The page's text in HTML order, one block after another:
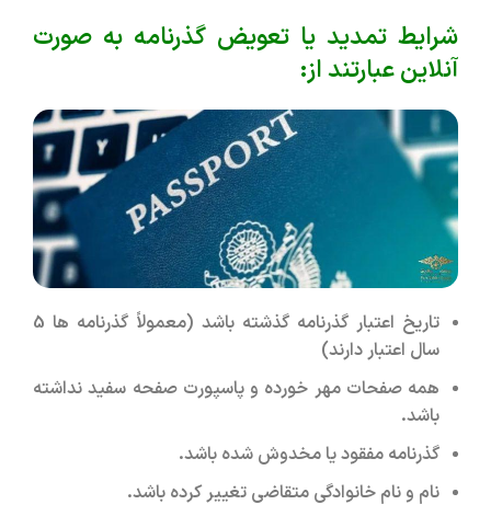
شرایط تمدید یا تعویض گذرنامه به صورت
آنلاین عبارتند از:
تاریخ اعتبار گذرنامه گذشته باشد (معمولاً گذرنامه ها 5
سال اعتبار دارند)
همه صفحات مهر خورده و پاسپورت صفحه سفید نداشته
باشد.
گذرنامه مفقود یا مخدوش شده باشد.
نام و نام خانوادگی متقاضی تغییر کرده باشد.